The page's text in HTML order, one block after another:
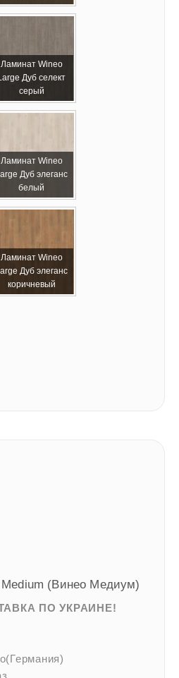
Ламинат Wineo
Дуб селект
серый
Ламинат Wineo
Дуб элеганс
белый
Ламинат Wineo
Дуб элеганс
коричневый
(Винео Медиум)
ПО УКРАИНЕ!